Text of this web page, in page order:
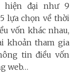
hiện đại như 9
lựa chọn về thời
vốn khác nhau,
khoản tham gia
tin điều vốn
web…